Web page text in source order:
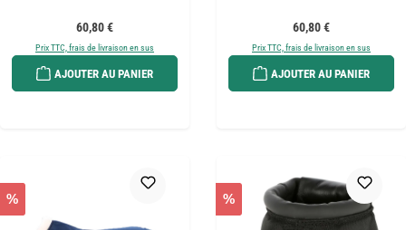
Prix régulier :
60,80 €
Prix TTC, frais de livraison en sus
AJOUTER AU PANIER
Prix régulier :
60,80 €
Prix TTC, frais de livraison en sus
AJOUTER AU PANIER
% %